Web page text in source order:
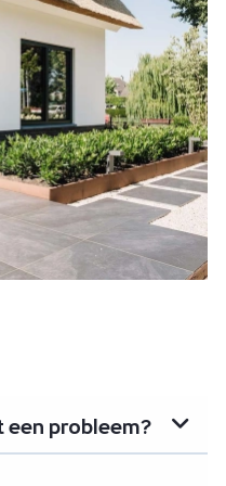
probleem?